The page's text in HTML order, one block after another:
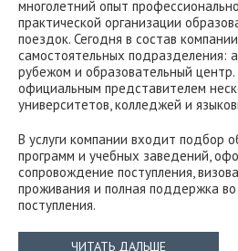
многолетний опыт
практической организации
поездок. Сегодня в состав
самостоятельных подразделения:
рубежом и образовательный центр.
официальным представителем
университетов, колледжей и
В услуги компании входит подбор
программ и учебных заведений,
сопровождение поступления, в
проживания и полная поддержка
поступления.
ЧИТАТЬ ДАЛЬШЕ